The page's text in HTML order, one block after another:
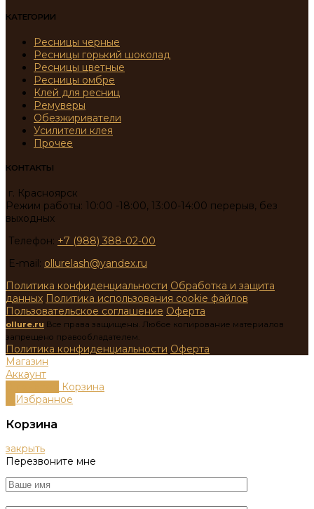
КАТЕГОРИИ
Ресницы черные
Ресницы горький шоколад
Ресницы цветные
Ресницы омбре
Клей для ресниц
Ремуверы
Обезжириватели
Усилители клея
Прочее
КОНТАКТЫ
г. Красноярск
Режим работы: 10:00 -18:00, 13:00-14:00 перерыв, без
выходных
Телефон: +7 (988) 388-02-00
E-mail: ollurelash@yandex.ru
Политика конфиденциальности Обработка и защита
данных Политика использования cookie файлов
Пользовательское соглашение Оферта
ollure.ru Все права защищены. Любое копирование материалов
запрещено правообладателем.
Политика конфиденциальности Оферта
Магазин
Аккаунт
Корзина
Избранное
Корзина
закрыть
Перезвоните мне